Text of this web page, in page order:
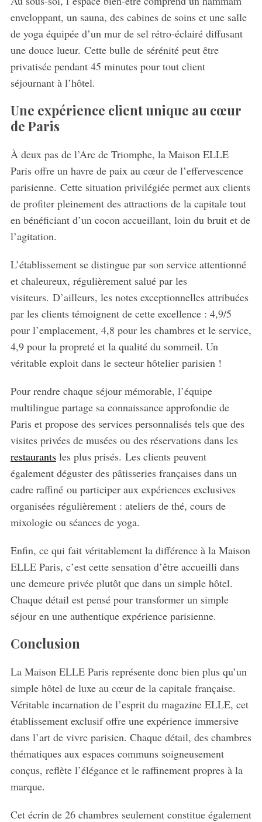
enveloppant, un sauna, des cabines de soins et une salle
de yoga équipée d’un mur de sel rétro-éclairé diffusant
une douce lueur. Cette bulle de sérénité peut être
privatisée pendant 45 minutes pour tout client
séjournant à l’hôtel.
Une expérience client unique au cœur
de Paris
À deux pas de l’Arc de Triomphe, la Maison ELLE
Paris offre un havre de paix au cœur de l’effervescence
parisienne. Cette situation privilégiée permet aux clients
de profiter pleinement des attractions de la capitale tout
en bénéficiant d’un cocon accueillant, loin du bruit et de
l’agitation.
L’établissement se distingue par son service attentionné
et chaleureux, régulièrement salué par les
visiteurs. D’ailleurs, les notes exceptionnelles attribuées
par les clients témoignent de cette excellence : 4,9/5
pour l’emplacement, 4,8 pour les chambres et le service,
4,9 pour la propreté et la qualité du sommeil. Un
véritable exploit dans le secteur hôtelier parisien !
Pour rendre chaque séjour mémorable, l’équipe
multilingue partage sa connaissance approfondie de
Paris et propose des services personnalisés tels que des
visites privées de musées ou des réservations dans les
restaurantsles plus prisés. Les clients peuvent
également déguster des pâtisseries françaises dans un
cadre raffiné ou participer aux expériences exclusives
organisées régulièrement : ateliers de thé, cours de
mixologie ou séances de yoga.
Enfin, ce qui fait véritablement la différence à la Maison
ELLE Paris, c’est cette sensation d’être accueilli dans
une demeure privée plutôt que dans un simple hôtel.
Chaque détail est pensé pour transformer un simple
séjour en une authentique expérience parisienne.
Conclusion
La Maison ELLE Paris représente donc bien plus qu’un
simple hôtel de luxe au cœur de la capitale française.
Véritable incarnation de l’esprit du magazine ELLE, cet
établissement exclusif offre une expérience immersive
dans l’art de vivre parisien. Chaque détail, des chambres
thématiques aux espaces communs soigneusement
conçus, reflète l’élégance et le raffinement propres à la
marque.
Cet écrin de 26 chambres seulement constitue également